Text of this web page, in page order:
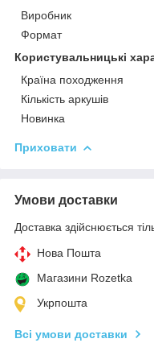
Виробник
Формат
Користувальницькі
Країна походження
Кількість аркушів
Новинка
Приховати
Умови доставки
Доставка здійснюється
Нова Пошта
Магазини Rozetka
Укрпошта
Всі умови доставки